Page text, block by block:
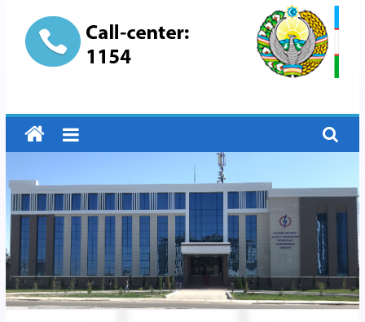
“Buxoro
hududiy
elektr
tarmoqlari
korxonasi”
AJ
“Buxoro
hududiy